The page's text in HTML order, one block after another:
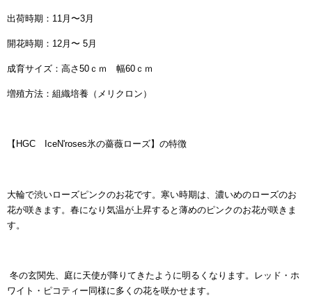
出荷時期：11月〜3月
開花時期：12月〜 5月
成育サイズ：高さ50ｃｍ 幅60ｃｍ
増殖方法：組織培養（メリクロン）
【HGC IceN'roses氷の薔薇ローズ】の特徴
大輪で渋いローズピンクのお花です。寒い時期は、濃いめのローズのお
花が咲きます。春になり気温が上昇すると薄めのピンクのお花が咲きま
す。
冬の玄関先、庭に天使が降りてきたように明るくなります。レッド・ホ
ワイト・ピコティー同様に多くの花を咲かせます。